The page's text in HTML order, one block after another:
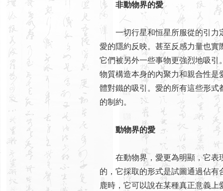
非動物界的愛
一切行星和恒星所服從的引力
愛的隱約反映。甚至反感力量也
它們被另外一些事物更強烈地吸
物質構造本身的內聚力和親合性
體對鐵的吸引。愛的所有這些形
的制約。
動物界的愛
在動物界，愛更為明顯，它表
的，它採取的形式是試圖通過佔
鹿時，它可以說在某種真正意義